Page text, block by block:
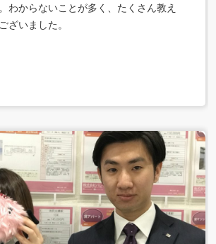
わからないことが多く、たくさん教え
ざいました。